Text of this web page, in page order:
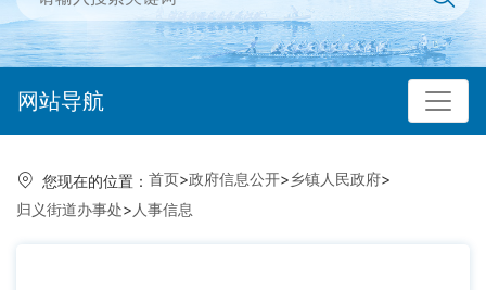
网站导航
您现在的位置： 首页>政府信息公开>乡镇人民政府>
归义街道办事处> 人事信息